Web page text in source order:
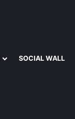
SOCIAL WALL